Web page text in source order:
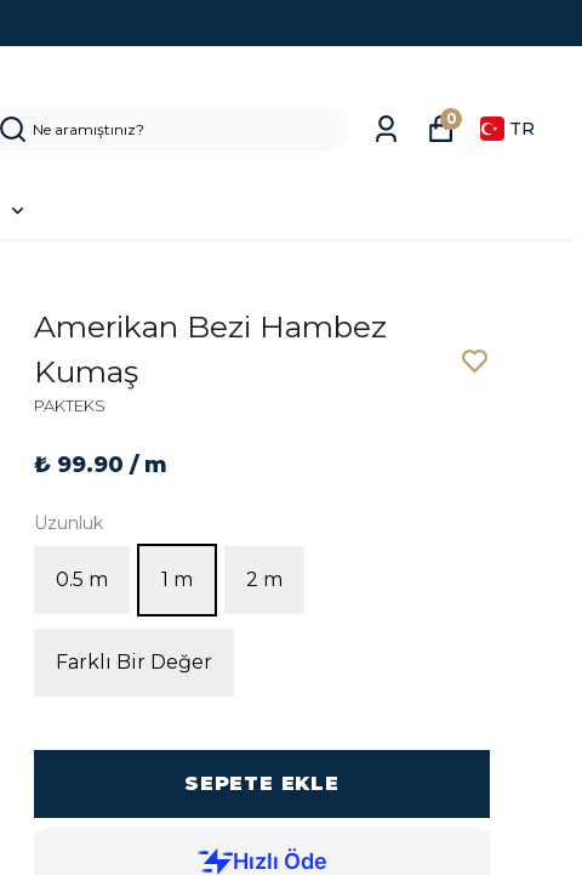
0 TR
Amerikan Bezi Hambez
Kumaş
PAKTEKS
₺ 99.90 / m
Uzunluk
0.5 m 1 m 2 m
Farklı Bir Değer
SEPETE EKLE